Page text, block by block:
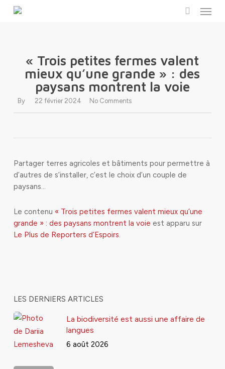
Menu
« Trois petites fermes valent
mieux qu’une grande » : des
paysans montrent la voie
By 22 février 2024 No Comments
Partager terres agricoles et bâtiments pour permettre à
d’autres de s’installer, c’est le choix d’un couple de
paysans…
Le contenu « Trois petites fermes valent mieux qu’une
grande » : des paysans montrent la voie est apparu sur
Le Plus de Reporters d’Espoirs.
LES DERNIERS ARTICLES
La biodiversité est aussi une affaire de
langues
6 août 2026